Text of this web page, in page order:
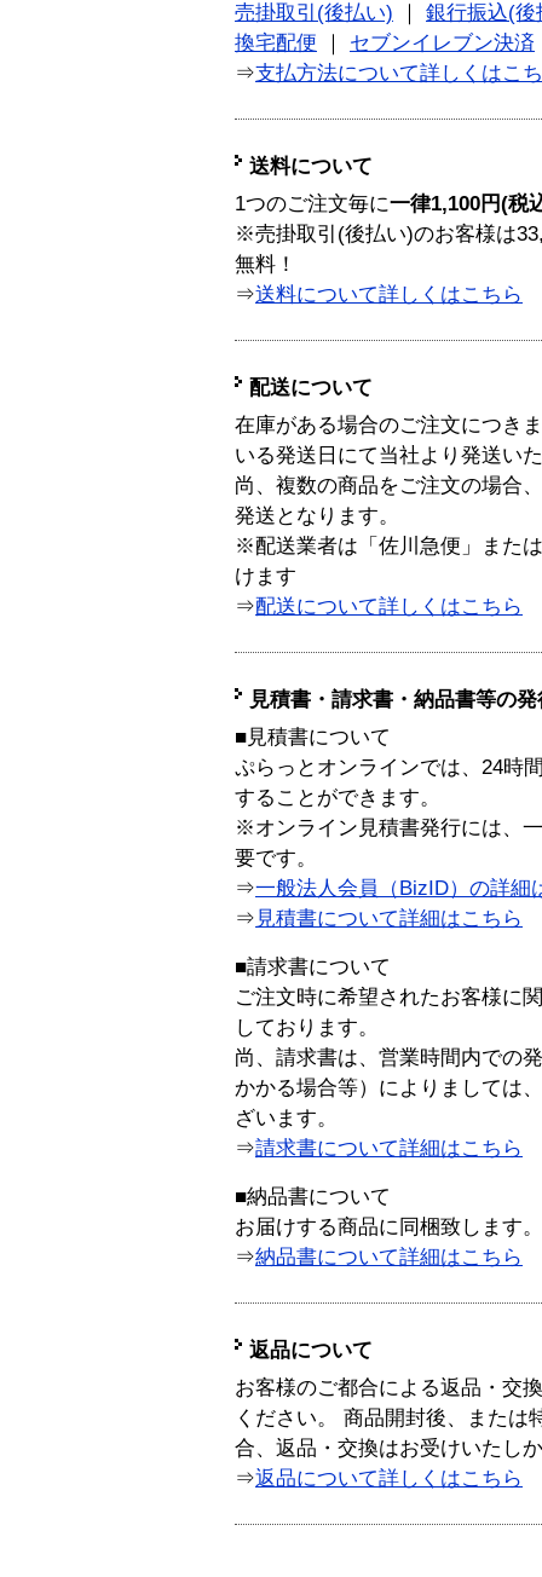
売掛取引(後払い)
銀行振込(後
換宅配便
セブンイレブン決済
⇒支払方法について詳しくはこ
送料について
1つのご注文毎に一律1,100円(税
※売掛取引(後払い)のお客様は
無料！
⇒送料について詳しくはこちら
配送について
在庫がある場合のご注文につき
いる発送日にて当社より発送い
尚、複数の商品をご注文の場合
発送となります。
※配送業者は「佐川急便」また
けます
⇒配送について詳しくはこちら
見積書・請求書・納品書等の
■見積書について
ぷらっとオンラインでは、24時
することができます。
※オンライン見積書発行には、
要です。
⇒一般法人会員（BizID）の詳細
⇒ 見積書について詳細はこちら
■請求書について
ご注文時に希望されたお客様に
しております。
尚、請求書は、営業時間内での
かかる場合等）によりましては
ざいます。
⇒請求書について詳細はこちら
■納品書について
お届けする商品に同梱致します。
⇒納品書について詳細はこちら
返品について
お客様のご都合による返品・交
ください。 商品開封後、または
合、返品・交換はお受けいたし
⇒返品について詳しくはこちら